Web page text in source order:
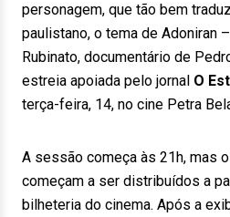
personagem, que tão bem
paulistano, o tema de Adoniran
Rubinato, documentário de
estreia apoiada pelo jornal O
terça-feira, 14, no cine Petra
A sessão começa às 21h, mas
começam a ser distribuídos a
bilheteria do cinema. Após a